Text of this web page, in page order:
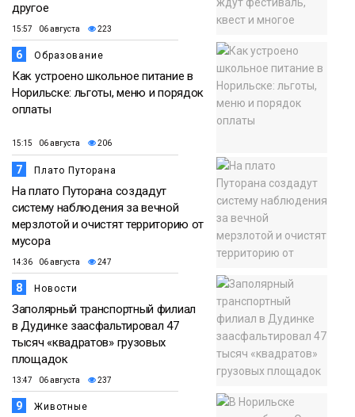
другое
15:57 06 августа 223
6 Образование
Как устроено школьное питание в
Норильске: льготы, меню и порядок
оплаты
15:15 06 августа 206
7 Плато Путорана
На плато Путорана создадут
систему наблюдения за вечной
мерзлотой и очистят территорию от
мусора
14:36 06 августа 247
8 Новости
Заполярный транспортный филиал
в Дудинке заасфальтировал 47
тысяч «квадратов» грузовых
площадок
13:47 06 августа 237
9 Животные